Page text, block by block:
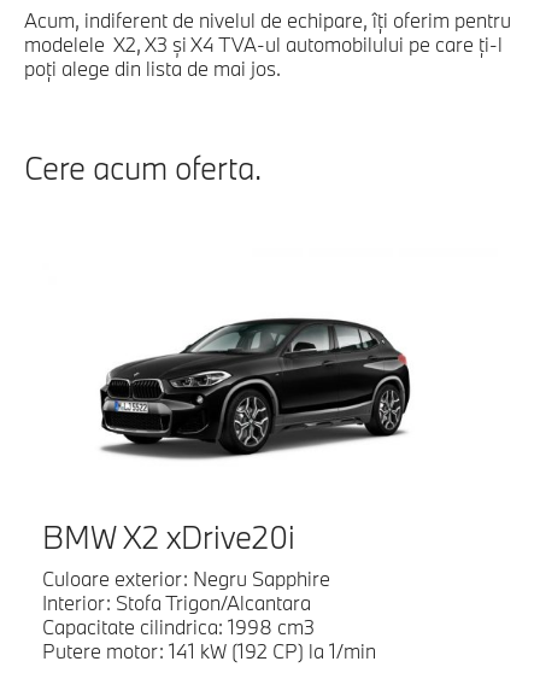
Acum, indiferent de nivelul de echipare, îți oferim pentru
modelele X2, X3 și X4 TVA-ul automobilului pe care ți-l
poți alege din lista de mai jos.
Cere acum oferta.
BMW X2 xDrive20i
Culoare exterior: Negru Sapphire
Interior: Stofa Trigon/Alcantara
Capacitate cilindrica: 1998 cm3
Putere motor: 141 kW (192 CP) la 1/min